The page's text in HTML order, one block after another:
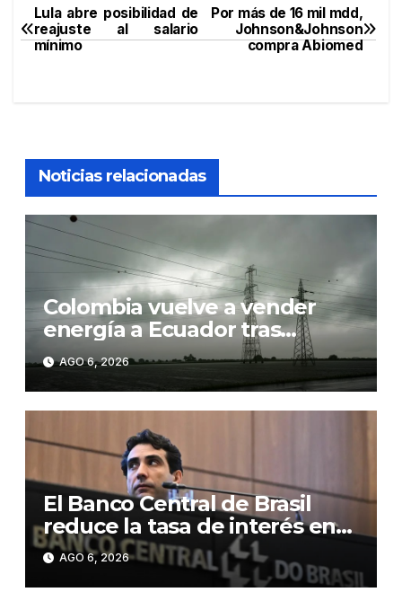
Navegación
de
Por más de 16 mil mdd,
Johnson&Johnson
compra Abiomed
Lula abre posibilidad de
reajuste al salario
mínimo
Noticias relacionadas
Colombia vuelve a vender
energía a Ecuador tras
suspender la exportación por
los aranceles
AGO 6, 2026
El Banco Central de Brasil
reduce la tasa de interés en
0,25 puntos, hasta el 14,0 %
anual
AGO 6, 2026